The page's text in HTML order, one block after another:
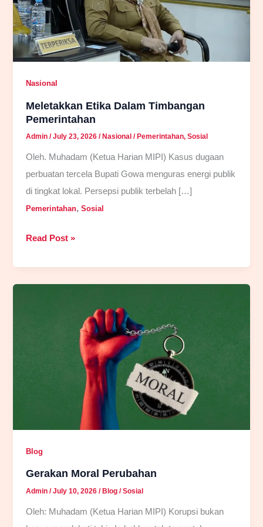
Nasional
Meletakkan Etika Dalam Timbangan
Pemerintahan
Admin/July 23, 2026/ Nasional / Pemerintahan,Sosial
Oleh. Muhadam (Ketua Harian MIPI) Kasus dugaan
perbuatan tercela Bupati Gowa menguras energi publik
di tingkat lokal. Persepsi publik terbelah […]
Pemerintahan,Sosial
Meletakkan
Read Post »
Blog
Gerakan Moral Perubahan
Admin/July 10, 2026/ Blog /Sosial
Oleh: Muhadam (Ketua Harian MIPI) Korupsi bukan